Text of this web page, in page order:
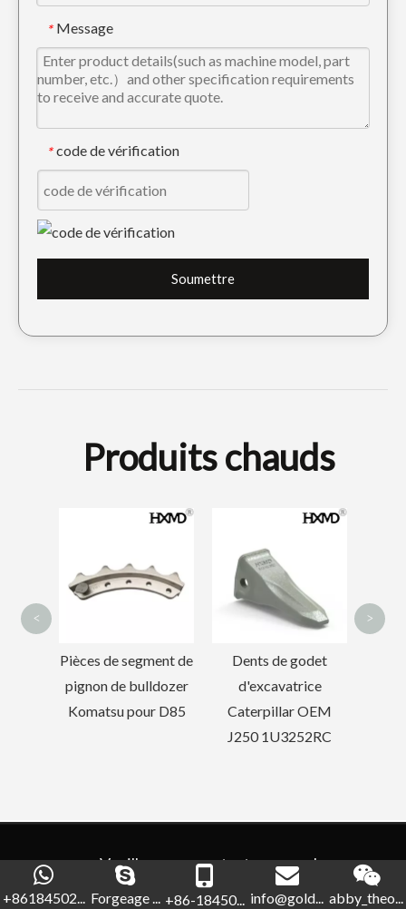
* Message
* code de vérification
Soumettre
Produits chauds
Dents de godet
d'excavatrice
Caterpillar OEM
Dents de godet
d'excavatrice pour
Komatsu PC200
< >
Veuillez nous contacter pour plus
d'informationsInclus
+86184502... Forgeage ... +86-18450... info@gold... abby_theo...